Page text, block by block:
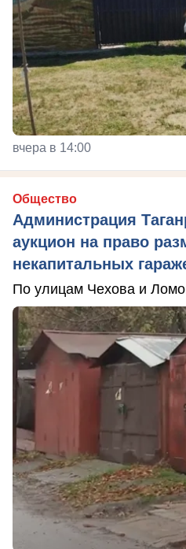
вчера в 14:00
Общество
Администрация
аукцион на право
некапитальных
По улицам Чехова и